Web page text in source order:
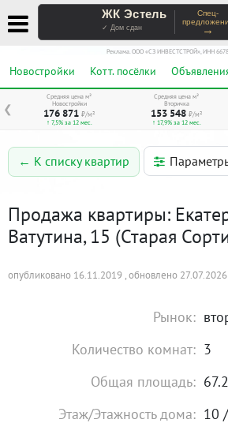
ЖК Эстель
✓ Дом сдан
Спец-
→
Реклама. ООО «СЗ ИНВЕСТСТРОЙ», ИНН
Новостройки Котт. посёлки
❮
Средняя цена м²
Новостройки
176 871 ₽/м²
↑ 7,5% за 12 мес.
Средняя цена м²
Вторичка
153 548 ₽/м²
↑ 17,9% за 12 мес.
← К списку квартир
Продажа квартиры:
Ватутина, 15 (Старая
опубликовано 16.11.2019 , обновлено 27.07.2026
Рынок:
Количество комнат: 3
Общая площадь:
Этаж/Этажность дома: 10